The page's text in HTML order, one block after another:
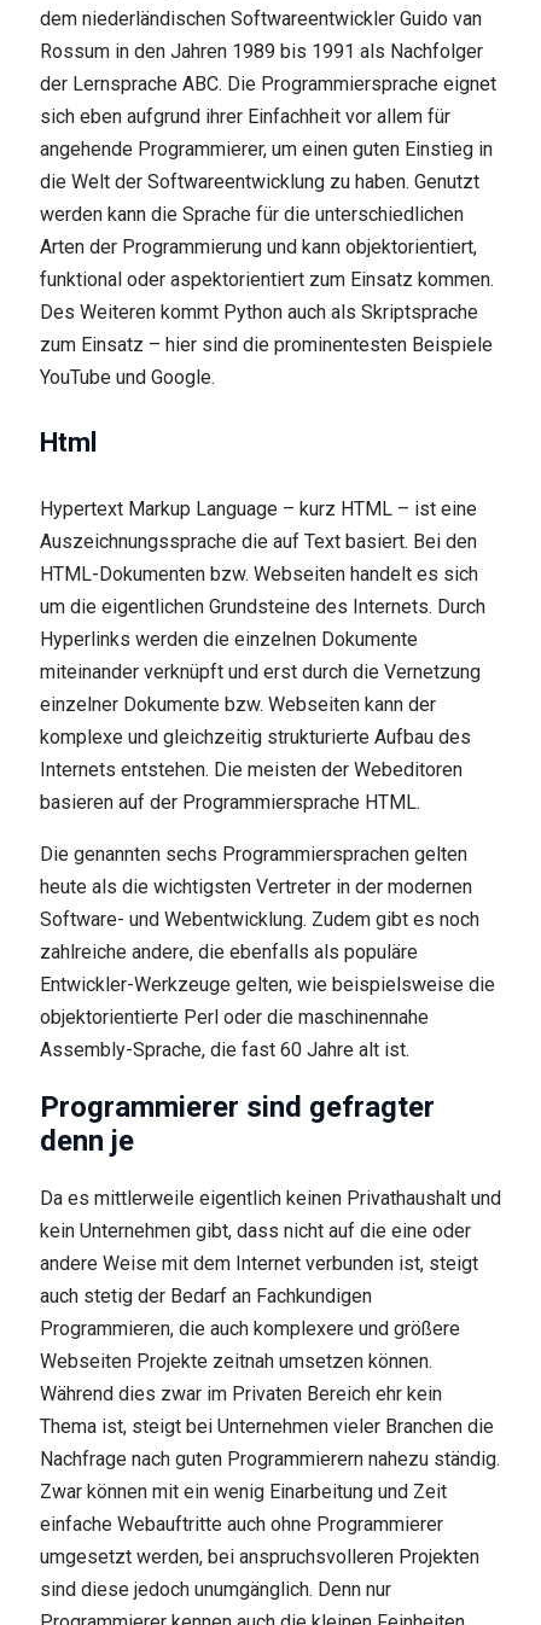
dem niederländischen Softwareentwickler Guido van
Rossum in den Jahren 1989 bis 1991 als Nachfolger
der Lernsprache ABC. Die Programmiersprache eignet
sich eben aufgrund ihrer Einfachheit vor allem für
angehende Programmierer, um einen guten Einstieg in
die Welt der Softwareentwicklung zu haben. Genutzt
werden kann die Sprache für die unterschiedlichen
Arten der Programmierung und kann objektorientiert,
funktional oder aspektorientiert zum Einsatz kommen.
Des Weiteren kommt Python auch als Skriptsprache
zum Einsatz – hier sind die prominentesten Beispiele
YouTube und Google.
Html
Hypertext Markup Language – kurz HTML – ist eine
Auszeichnungssprache die auf Text basiert. Bei den
HTML-Dokumenten bzw. Webseiten handelt es sich
um die eigentlichen Grundsteine des Internets. Durch
Hyperlinks werden die einzelnen Dokumente
miteinander verknüpft und erst durch die Vernetzung
einzelner Dokumente bzw. Webseiten kann der
komplexe und gleichzeitig strukturierte Aufbau des
Internets entstehen. Die meisten der Webeditoren
basieren auf der Programmiersprache HTML.
Die genannten sechs Programmiersprachen gelten
heute als die wichtigsten Vertreter in der modernen
Software- und Webentwicklung. Zudem gibt es noch
zahlreiche andere, die ebenfalls als populäre
Entwickler-Werkzeuge gelten, wie beispielsweise die
objektorientierte Perl oder die maschinennahe
Assembly-Sprache, die fast 60 Jahre alt ist.
Programmierer sind gefragter
denn je
Da es mittlerweile eigentlich keinen Privathaushalt und
kein Unternehmen gibt, dass nicht auf die eine oder
andere Weise mit dem Internet verbunden ist, steigt
auch stetig der Bedarf an Fachkundigen
Programmieren, die auch komplexere und größere
Webseiten Projekte zeitnah umsetzen können.
Während dies zwar im Privaten Bereich ehr kein
Thema ist, steigt bei Unternehmen vieler Branchen die
Nachfrage nach guten Programmierern nahezu ständig.
Zwar können mit ein wenig Einarbeitung und Zeit
einfache Webauftritte auch ohne Programmierer
umgesetzt werden, bei anspruchsvolleren Projekten
sind diese jedoch unumgänglich. Denn nur